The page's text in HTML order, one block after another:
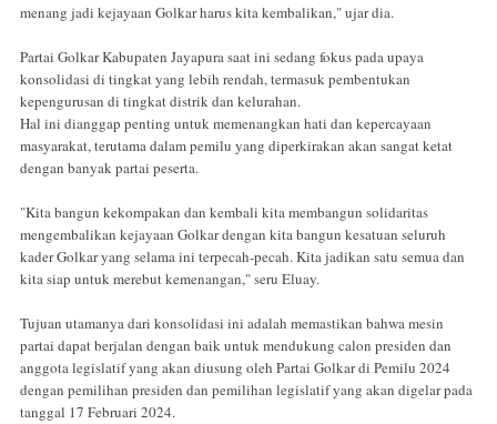
menang jadi kejayaan Golkar harus kita kembalikan," ujar dia.
Partai Golkar Kabupaten Jayapura saat ini sedang fokus pada upaya
konsolidasi di tingkat yang lebih rendah, termasuk pembentukan
kepengurusan di tingkat distrik dan kelurahan.
Hal ini dianggap penting untuk memenangkan hati dan kepercayaan
masyarakat, terutama dalam pemilu yang diperkirakan akan sangat ketat
dengan banyak partai peserta.
"Kita bangun kekompakan dan kembali kita membangun solidaritas
mengembalikan kejayaan Golkar dengan kita bangun kesatuan seluruh
kader Golkar yang selama ini terpecah-pecah. Kita jadikan satu semua dan
kita siap untuk merebut kemenangan," seru Eluay.
Tujuan utamanya dari konsolidasi ini adalah memastikan bahwa mesin
partai dapat berjalan dengan baik untuk mendukung calon presiden dan
anggota legislatif yang akan diusung oleh Partai Golkar di Pemilu 2024
dengan pemilihan presiden dan pemilihan legislatif yang akan digelar pada
tanggal 17 Februari 2024.